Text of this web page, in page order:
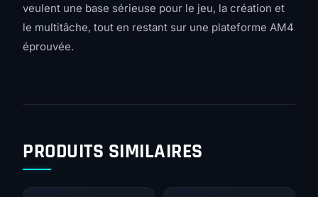
veulent une base sérieuse pour le jeu, la création et
le multitâche, tout en restant sur une plateforme AM4
éprouvée.
PRODUITS SIMILAIRES